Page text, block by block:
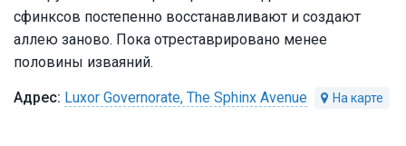
сфинксов постепенно восстанавливают и создают
аллею заново. Пока отреставрировано менее
половины изваяний.
Luxor Governorate, The Sphinx Avenue